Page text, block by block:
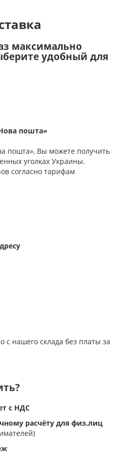
максимально
удобный для
пошта»
пошта», Вы можете получить
уголках Украины.
согласно тарифам
с нашего склада без платы за
с НДС
расчёту для физ.лиц